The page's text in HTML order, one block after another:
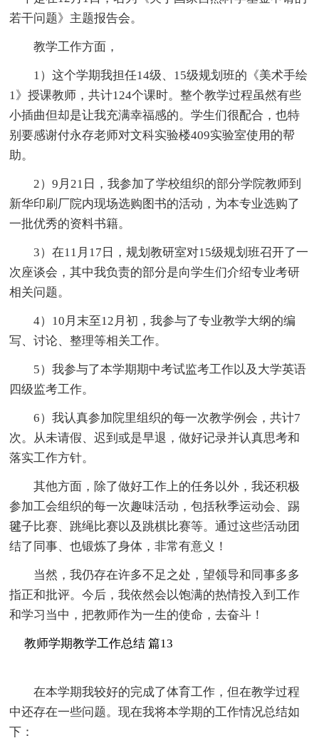
若干问题》主题报告会。
教学工作方面，
1）这个学期我担任14级、15级规划班的《美术手绘
1》授课教师，共计124个课时。整个教学过程虽然有些
小插曲但却是让我充满幸福感的。学生们很配合，也特
别要感谢付永存老师对文科实验楼409实验室使用的帮
助。
2）9月21日，我参加了学校组织的部分学院教师到
新华印刷厂院内现场选购图书的活动，为本专业选购了
一批优秀的资料书籍。
3）在11月17日，规划教研室对15级规划班召开了一
次座谈会，其中我负责的部分是向学生们介绍专业考研
相关问题。
4）10月末至12月初，我参与了专业教学大纲的编
写、讨论、整理等相关工作。
5）我参与了本学期期中考试监考工作以及大学英语
四级监考工作。
6）我认真参加院里组织的每一次教学例会，共计7
次。从未请假、迟到或是早退，做好记录并认真思考和
落实工作方针。
其他方面，除了做好工作上的任务以外，我还积极
参加工会组织的每一次趣味活动，包括秋季运动会、踢
毽子比赛、跳绳比赛以及跳棋比赛等。通过这些活动团
结了同事、也锻炼了身体，非常有意义！
当然，我仍存在许多不足之处，望领导和同事多多
指正和批评。今后，我依然会以饱满的热情投入到工作
和学习当中，把教师作为一生的使命，去奋斗！
教师学期教学工作总结 篇13
在本学期我较好的完成了体育工作，但在教学过程
中还存在一些问题。现在我将本学期的工作情况总结如
下：